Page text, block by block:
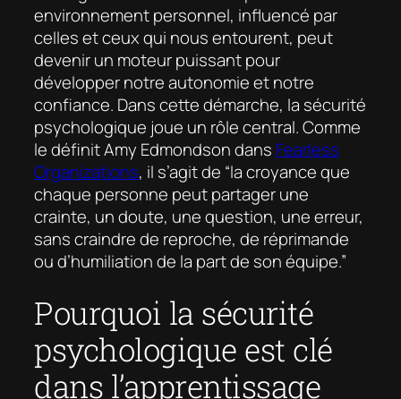
environnement personnel, influencé par
celles et ceux qui nous entourent, peut
devenir un moteur puissant pour
développer notre autonomie et notre
confiance. Dans cette démarche, la sécurité
psychologique joue un rôle central. Comme
le définit Amy Edmondson dans Fearless
Organizations, il s’agit de “la croyance que
chaque personne peut partager une
crainte, un doute, une question, une erreur,
sans craindre de reproche, de réprimande
ou d’humiliation de la part de son équipe.”
Pourquoi la sécurité
psychologique est clé
dans l’apprentissage